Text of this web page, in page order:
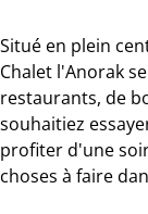
Situé en plein
Chalet l'Anorak
restaurants, de
souhaitiez
profiter d'une
choses à faire